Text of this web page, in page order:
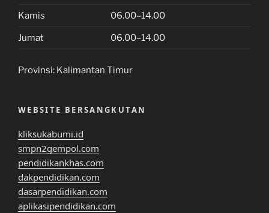
Kamis 06.00–14.00
Jumat 06.00–14.00
Provinsi: Kalimantan Timur
WEBSITE BERSANGKUTAN
kliksukabumi.id
smpn2gempol.com
pendidikankhas.com
dakpendidikan.com
dasarpendidikan.com
aplikasipendidikan.com